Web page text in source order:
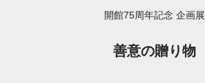
開館75周年記念 企画展
善意の贈り物